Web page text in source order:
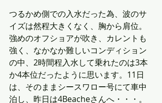
つるかめ側での入水だった為、波のサ
イズは然程大きくなく、胸から肩位。
強めのオフショアが吹き、カレントも
強く、なかなか難しいコンディション
の中、2時間程入水して乗れたのは3本
か4本位だったように思います。11日
は、そのままシースワロー号にて車中
泊し、昨日は4Beacheさんへ・・・。